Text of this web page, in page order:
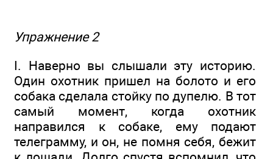
Упражнение 2
I. Наверно вы слышали эту историю.
Один охотник пришел на болото и его
собака сделала стойку по дупелю. В тот
самый момент, когда охотник
направился к собаке, ему подают
телеграмму, и он, не помня себя, бежит